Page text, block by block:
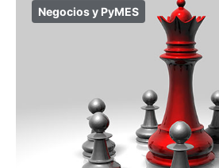
Negocios y PyMES